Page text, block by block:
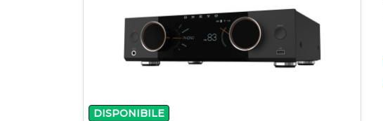
DISPONIBILE